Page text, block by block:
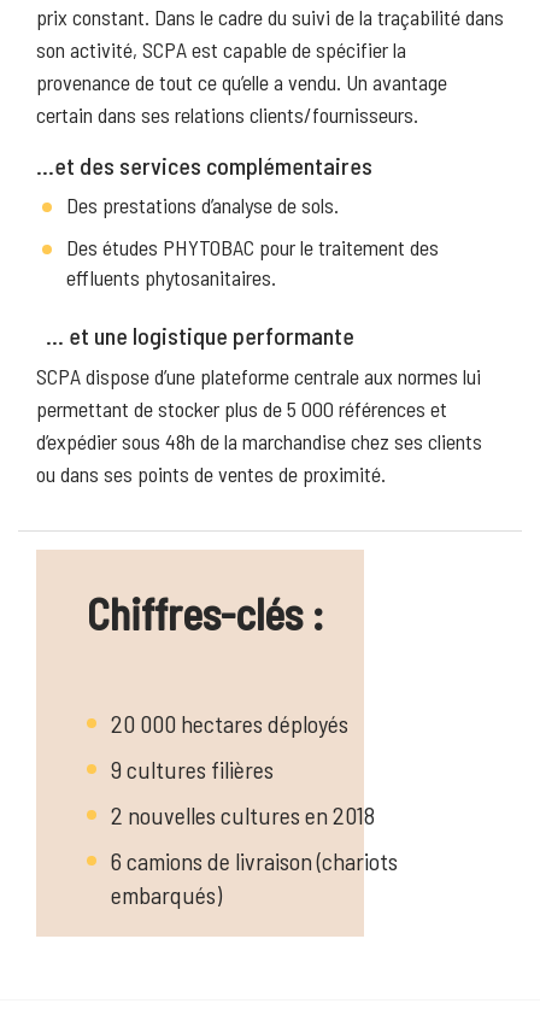
prix constant. Dans le cadre du suivi de la traçabilité dans
son activité, SCPA est capable de spécifier la
provenance de tout ce qu’elle a vendu. Un avantage
certain dans ses relations clients/fournisseurs.
…et des services complémentaires
Des prestations d’analyse de sols.
Des études PHYTOBAC pour le traitement des
effluents phytosanitaires.
… et une logistique performante
SCPA dispose d’une plateforme centrale aux normes lui
permettant de stocker plus de 5 000 références et
d’expédier sous 48h de la marchandise chez ses clients
ou dans ses points de ventes de proximité.
Chiffres-clés :
20 000 hectares déployés
9 cultures filières
2 nouvelles cultures en 2018
6 camions de livraison (chariots
embarqués)